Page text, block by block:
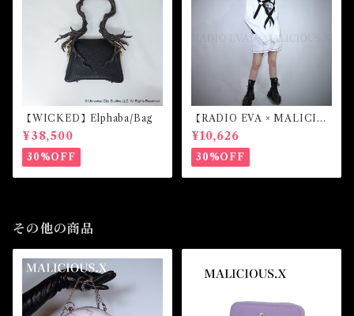
【WICKED】Elphaba/Bag
¥38,500
30%OFF
【RADIO EVA × MALICIO
US.X】EVANGELION Mar
k.07-harness long sleeve
(White)
¥10,626
30%OFF
その他の商品